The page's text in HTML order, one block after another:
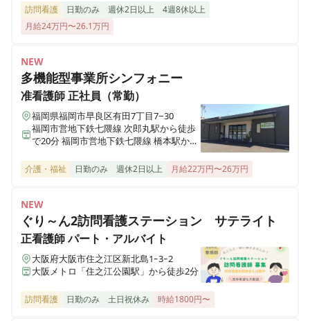
滋賀県草津市追分南二丁目３番17号
埼玉県所沢市大字北秋津８２２番
医療施設型ホスピス 医心館経堂
東京都世田谷区宮坂三丁目2-8
株式会社アンビスホールディングス 本社
東京都中央区京橋一丁目6-1 三井住友海上テプコビル 7階
医療施設型ホスピス 医心館瑞江
東京都江戸川区南篠崎町4丁目17番1号
ホスピス西城Ⅰ・Ⅱ
岩手県一関市八幡町2-43 （社団医療法人西城病院）
訪問看護 日勤のみ 週休2日以上
4週8休以上
月給24万円〜26.1万円
NEW
多機能型事業所シンフォニー
准看護師正社員（常勤）
福岡県福岡市早良区有田7丁目7−30
福岡市営地下鉄七隈線 次郎丸駅から徒歩
で20分 福岡市営地下鉄七隈線 橋本駅から
介護・福祉 日勤のみ 週休2日以上 月給22万円〜26万円
NEW
ぐり～ん2訪問看護ステーション サテライト
正看護師パート・アルバイト
大阪府大阪市住之江区新北島1ｰ3ｰ2
大阪メトロ「住之江公園駅」から徒歩2分
訪問看護 日勤のみ 土日祝休み 時給1800円〜